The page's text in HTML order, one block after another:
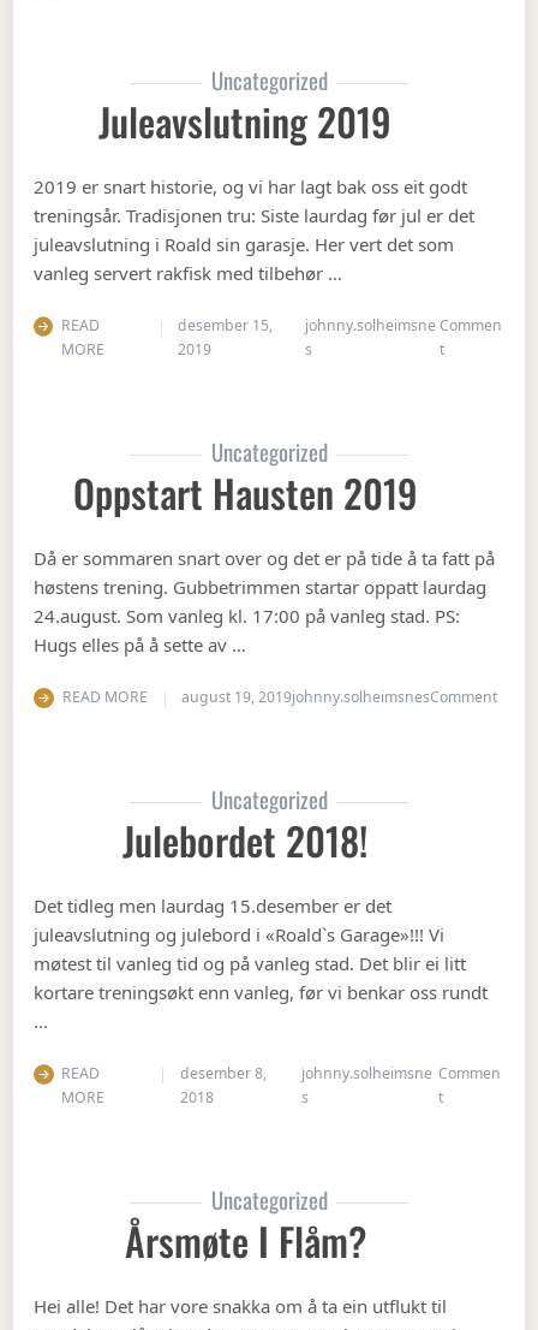
Uncategorized
Juleavslutning 2019
2019 er snart historie, og vi har lagt bak oss eit godt
treningsår. Tradisjonen tru: Siste laurdag før jul er det
juleavslutning i Roald sin garasje. Her vert det som
vanleg servert rakfisk med tilbehør …
READ
MORE
desember 15,
2019
johnny.solheimsne
s
Commen
ton
Uncategorized
Oppstart Hausten 2019
Då er sommaren snart over og det er på tide å ta fatt på
høstens trening. Gubbetrimmen startar oppatt laurdag
24.august. Som vanleg kl. 17:00 på vanleg stad. PS:
Hugs elles på å sette av …
READ MORE august 19, 2019johnny.solheimsnesCommenton
Uncategorized
Julebordet 2018!
Det tidleg men laurdag 15.desember er det
juleavslutning og julebord i «Roald`s Garage»!!! Vi
møtest til vanleg tid og på vanleg stad. Det blir ei litt
kortare treningsøkt enn vanleg, før vi benkar oss rundt
…
READ
MORE
desember 8,
2018
johnny.solheimsne
s
Commen
ton Julebordet
Uncategorized
Årsmøte I Flåm?
Hei alle! Det har vore snakka om å ta ein utflukt til